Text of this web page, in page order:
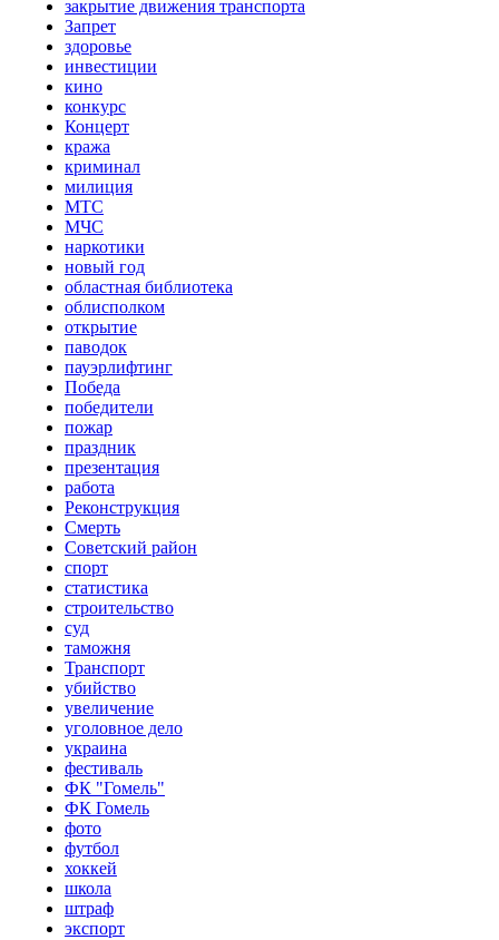
закрытие движения транспорта
Запрет
здоровье
инвестиции
кино
конкурс
Концерт
кража
криминал
милиция
МТС
МЧС
наркотики
новый год
областная библиотека
облисполком
открытие
паводок
пауэрлифтинг
Победа
победители
пожар
праздник
презентация
работа
Реконструкция
Смерть
Советский район
спорт
статистика
строительство
суд
таможня
Транспорт
убийство
увеличение
уголовное дело
украина
фестиваль
ФК "Гомель"
ФК Гомель
фото
футбол
хоккей
школа
штраф
экспорт